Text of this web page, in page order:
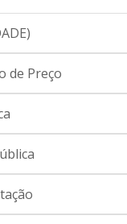
de Preço